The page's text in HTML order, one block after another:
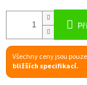
Všechny ceny jsou
bližších specifikací.